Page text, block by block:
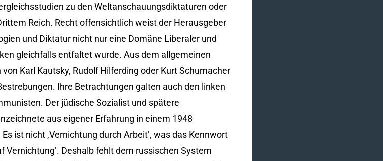
zu den Weltanschauungsdiktaturen oder
Reich. Recht offensichtlich weist der Herausgeber
und Diktatur nicht nur eine Domäne Liberaler und
gleichfalls entfaltet wurde. Aus dem allgemeinen
Karl Kautsky, Rudolf Hilferding oder Kurt Schumacher
Ihre Betrachtungen galten auch den linken
Der jüdische Sozialist und spätere
aus eigener Erfahrung in einem 1948
ist nicht ‚Vernichtung durch Arbeit’, was das Kennwort
Vernichtung’. Deshalb fehlt dem russischen System